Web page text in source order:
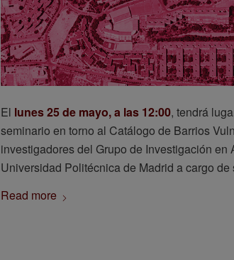
El lunes 25 de mayo, a las 12:00, tendrá
seminario en torno al Catálogo de Barrios
investigadores del Grupo de Investigación
Universidad Politécnica de Madrid a cargo de
Read more